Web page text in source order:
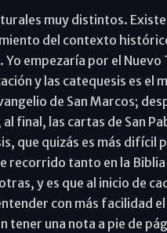
muy distintos.
del contexto
empezaría por el
y las catequesis es el
de San Marcos;
final, las cartas de San
que quizás es más
recorrido tanto en la
y es que al inicio de
con más facilidad
tener una nota a pie de